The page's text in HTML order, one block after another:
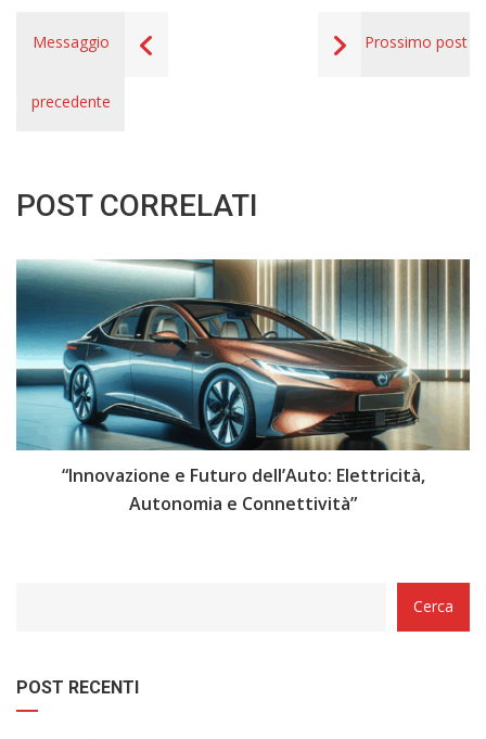
Messaggio
precedente
Prossimo post
POST CORRELATI
“Innovazione e Futuro dell’Auto: Elettricità,
Autonomia e Connettività”
Cerca
POST RECENTI